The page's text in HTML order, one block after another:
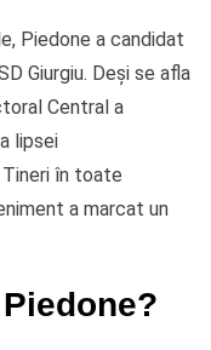
Piedone a candidat
Giurgiu. Deși se afla
Central a
lipsei
în toate
a marcat un